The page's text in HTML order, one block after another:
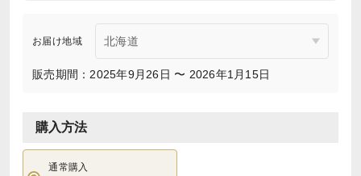
お届け地域
販売期間：2025年9月26日 〜 2026年1月15日
購入方法
通常購入